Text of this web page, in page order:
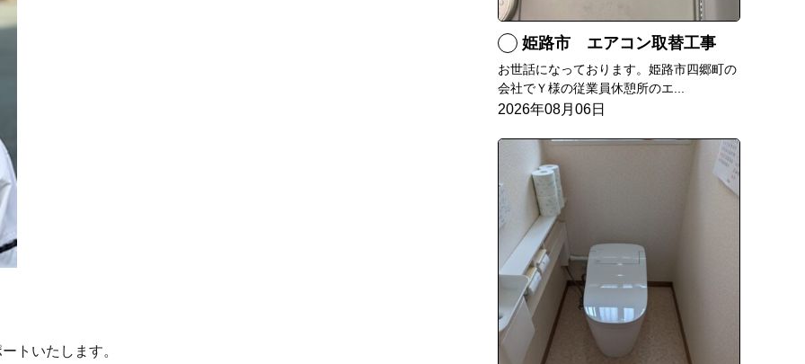
トいたします。
姫路市 エアコン取替工事
お世話になっております。姫路市四郷町の
会社でＹ様の従業員休憩所のエ...
2026年08月06日